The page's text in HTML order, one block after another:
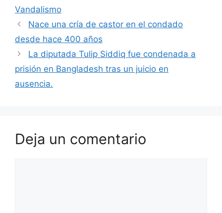
Vandalismo
Nace una cría de castor en el condado
desde hace 400 años
La diputada Tulip Siddiq fue condenada a
prisión en Bangladesh tras un juicio en
ausencia.
Deja un comentario